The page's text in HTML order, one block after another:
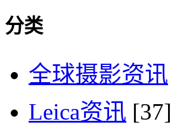
分类
全球摄影资讯
Leica资讯 [37]